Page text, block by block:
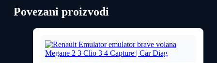
Povezani proizvodi